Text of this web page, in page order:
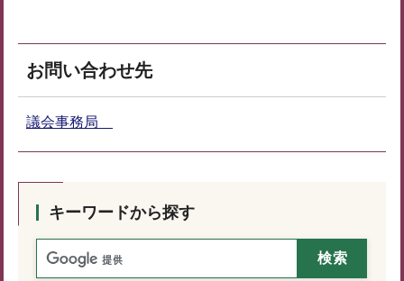
お問い合わせ先
議会事務局
キーワードから探す